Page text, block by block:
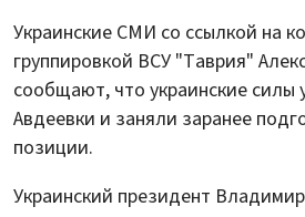
Украинские СМИ со ссылкой на
группировкой ВСУ "Таврия"
сообщают, что украинские
Авдеевки и заняли заранее
позиции.
Украинский президент